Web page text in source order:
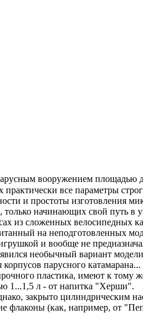
вооружением площадью
все параметры
и простоты изготовления
только начинающих свой путь
из сложенных велосипедных
на неподготовленных
и вообще не
необычный вариант
парусного
пластика, имеют к
1...1,5 л - от напитка "Херши".
закрыто цилиндрическим
флаконы (как, например, от